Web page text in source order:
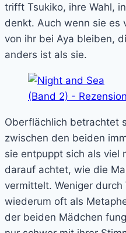
trifft Tsukiko, ihre Wahl,
denkt. Auch wenn sie es
von ihr bei Aya bleiben,
anders ist als sie.
Oberflächlich betrachtet
zwischen den beiden
sie entpuppt sich als viel
darauf achtet, wie die
vermittelt. Weniger
wiederum oft als
der beiden Mädchen